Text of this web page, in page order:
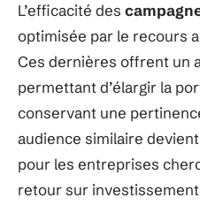
L’efficacité des
optimisée par le recours
Ces dernières offrent un
permettant d’élargir la
conservant une
audience similaire
pour les entreprises
retour sur